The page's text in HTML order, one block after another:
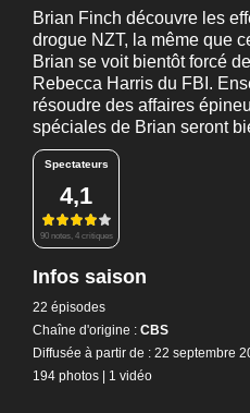
Brian Finch découvre les
drogue NZT, la même que
Brian se voit bientôt forcé
Rebecca Harris du FBI.
résoudre des affaires
spéciales de Brian seront
Spectateurs
4,1
90 notes, 4 critiques
Infos saison
22 épisodes
Chaîne d'origine : CBS
Diffusée à partir de : 22 septembre
194 photos | 1 vidéo